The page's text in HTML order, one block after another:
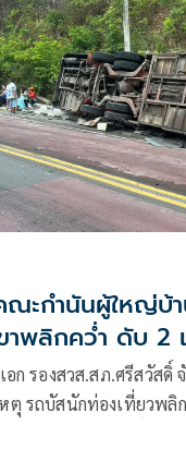
ณะกำนันผู้ใหญ่บ้
าพลิกคว่ำ ดับ 2
ส.สภ.ศรีสวัสดิ์ จังหวัดกาญจนบุรี รับ
ตุ รถบัสนักท่องเที่ยวพลิ